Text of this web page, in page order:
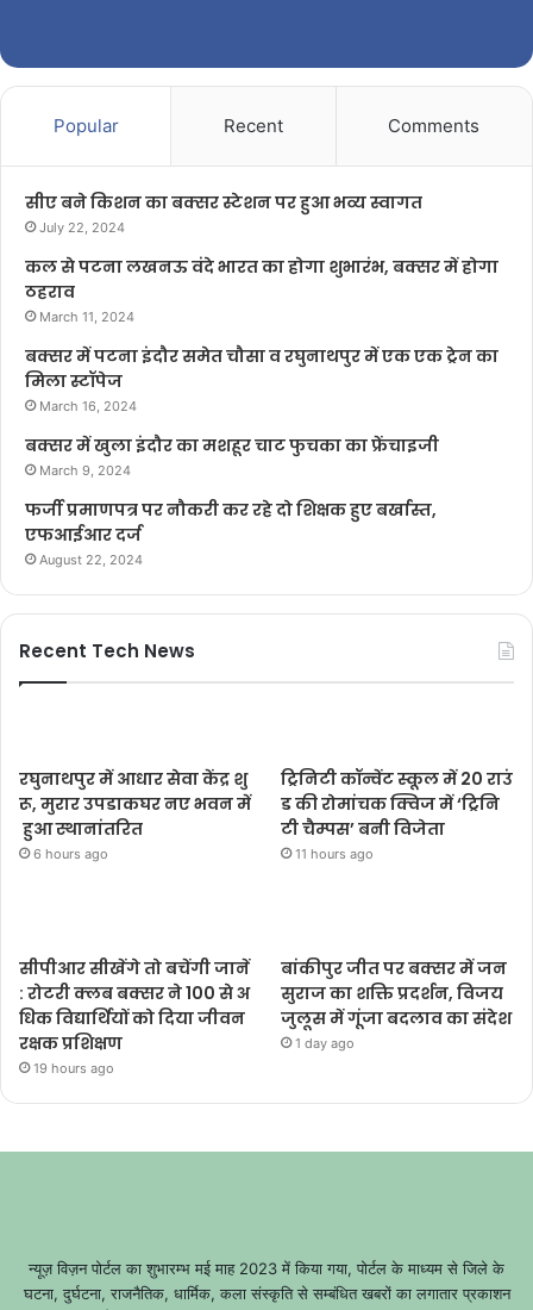
Popular Recent Comments
सीए बने किशन का बक्सर स्टेशन पर हुआ भव्य स्वागत
July 22, 2024
कल से पटना लखनऊ वंदे भारत का होगा शुभारंभ, बक्सर में होगा
ठहराव
March 11, 2024
बक्सर में पटना इंदौर समेत चौसा व रघुनाथपुर में एक एक ट्रेन का
मिला स्टॉपेज
March 16, 2024
बक्सर में खुला इंदौर का मशहूर चाट फुचका का फ्रेंचाइजी
March 9, 2024
फर्जी प्रमाणपत्र पर नौकरी कर रहे दो शिक्षक हुए बर्खास्त,
एफआईआर दर्ज
August 22, 2024
Recent Tech News
रघुनाथपुर में आधार सेवा केंद्र शु
रू, मुरार उपडाकघर नए भवन में
हुआ स्थानांतरित
6 hours ago
ट्रिनिटी कॉन्वेंट स्कूल में 20 राउं
ड की रोमांचक क्विज में ‘ट्रिनि
टी चैम्पस’ बनी विजेता
11 hours ago
सीपीआर सीखेंगे तो बचेंगी जानें
: रोटरी क्लब बक्सर ने 100 से अ
धिक विद्यार्थियों को दिया जीवन
रक्षक प्रशिक्षण
19 hours ago
बांकीपुर जीत पर बक्सर में जन
सुराज का शक्ति प्रदर्शन, विजय
जुलूस में गूंजा बदलाव का संदेश
1 day ago
न्यूज़ विज़न पोर्टल का शुभारम्भ मई माह 2023 में किया गया, पोर्टल के माध्यम से जिले के
घटना, दुर्घटना, राजनैतिक, धार्मिक, कला संस्कृति से सम्बंधित खबरों का लगातार प्रकाशन